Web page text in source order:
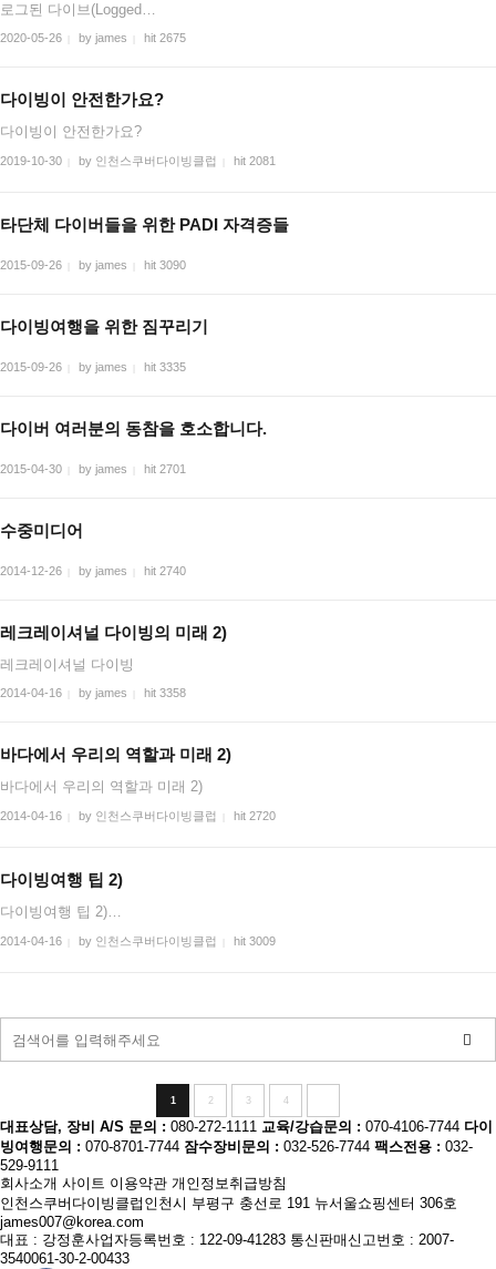
로그된 다이브(Logged…
2020-05-26 by james hit 2675
다이빙이 안전한가요?
다이빙이 안전한가요?
2019-10-30 by 인천스쿠버다이빙클럽 hit 2081
타단체 다이버들을 위한 PADI 자격증들
2015-09-26 by james hit 3090
다이빙여행을 위한 짐꾸리기
2015-09-26 by james hit 3335
다이버 여러분의 동참을 호소합니다.
2015-04-30 by james hit 2701
수중미디어
2014-12-26 by james hit 2740
레크레이셔널 다이빙의 미래 2)
레크레이셔널 다이빙
2014-04-16 by james hit 3358
바다에서 우리의 역할과 미래 2)
바다에서 우리의 역할과 미래 2)
2014-04-16 by 인천스쿠버다이빙클럽 hit 2720
다이빙여행 팁 2)
다이빙여행 팁 2)…
2014-04-16 by 인천스쿠버다이빙클럽 hit 3009
1 2 3 4
대표상담, 장비 A/S 문의 : 080-272-1111 교육/강습문의 : 070-4106-7744 다이
빙여행문의 : 070-8701-7744 잠수장비문의 : 032-526-7744 팩스전용 : 032-
529-9111
회사소개 사이트 이용약관 개인정보취급방침
인천스쿠버다이빙클럽 인천시 부평구 충선로 191 뉴서울쇼핑센터 306호
james007@korea.com
대표 : 강정훈사업자등록번호 : 122-09-41283 통신판매신고번호 : 2007-
3540061-30-2-00433